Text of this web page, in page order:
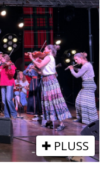
PLUSS